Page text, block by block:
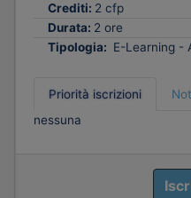
Crediti: 2 cfp
Durata: 2 ore
Tipologia: E-Learning -
Priorità iscrizioni
nessuna